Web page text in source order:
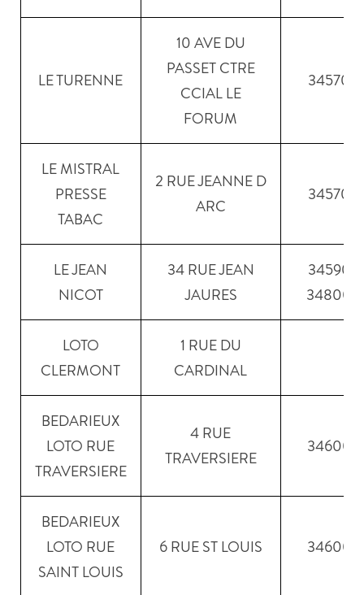
LE TURENNE
10 AVE DU
PASSET CTRE
CCIAL LE
FORUM
34570
LE MISTRAL
PRESSE
TABAC
2 RUE JEANNE D
ARC
34570
LE JEAN
NICOT
34 RUE JEAN
JAURES
34590
34800
LOTO
CLERMONT
1 RUE DU
CARDINAL
BEDARIEUX
LOTO RUE
TRAVERSIERE
4 RUE
TRAVERSIERE
34600
BEDARIEUX
LOTO RUE
SAINT LOUIS
6 RUE ST LOUIS 34600